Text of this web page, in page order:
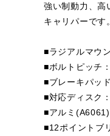
強い制動力、高
キャリパーです。
■ラジアルマウ
■ボルトピッチ
■ブレーキパッ
■対応ディスク
■アルミ
■12ポイントブ